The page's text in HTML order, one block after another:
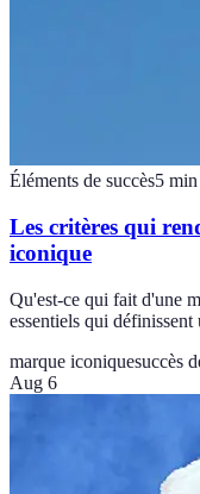
Éléments de succès5 min
Les critères qui
iconique
Qu'est-ce qui fait d'une
essentiels qui
marque iconiquesuccès
Aug 6